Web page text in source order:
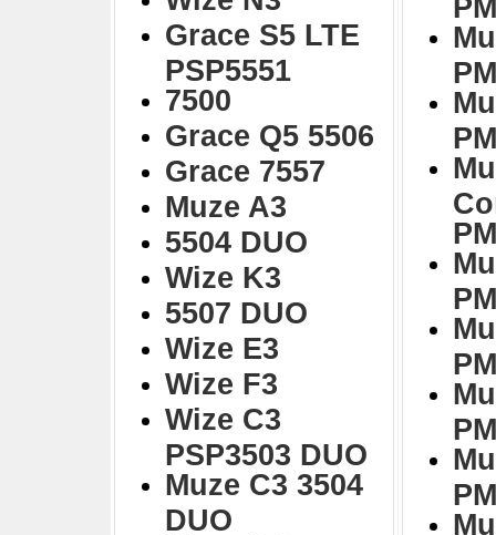
Grace S5 LTE
PSP5551
7500
Grace Q5 5506
Grace 7557
Muze A3
5504 DUO
Wize K3
5507 DUO
Wize E3
Wize F3
Wize C3
PSP3503 DUO
Muze C3 3504
DUO